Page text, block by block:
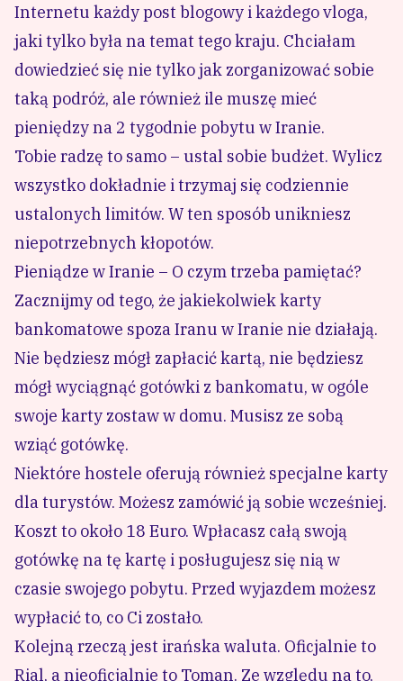
Internetu każdy post blogowy i każdego vloga,
jaki tylko była na temat tego kraju. Chciałam
dowiedzieć się nie tylko jak zorganizować sobie
taką podróż, ale również ile muszę mieć
pieniędzy na 2 tygodnie pobytu w Iranie.
Tobie radzę to samo – ustal sobie budżet. Wylicz
wszystko dokładnie i trzymaj się codziennie
ustalonych limitów. W ten sposób unikniesz
niepotrzebnych kłopotów.
Pieniądze w Iranie – O czym trzeba pamiętać?
Zacznijmy od tego, że jakiekolwiek karty
bankomatowe spoza Iranu w Iranie nie działają.
Nie będziesz mógł zapłacić kartą, nie będziesz
mógł wyciągnąć gotówki z bankomatu, w ogóle
swoje karty zostaw w domu. Musisz ze sobą
wziąć gotówkę.
Niektóre hostele oferują również specjalne karty
dla turystów. Możesz zamówić ją sobie wcześniej.
Koszt to około 18 Euro. Wpłacasz całą swoją
gotówkę na tę kartę i posługujesz się nią w
czasie swojego pobytu. Przed wyjazdem możesz
wypłacić to, co Ci zostało.
Kolejną rzeczą jest irańska waluta. Oficjalnie to
Rial, a nieoficjalnie to Toman. Ze względu na to,